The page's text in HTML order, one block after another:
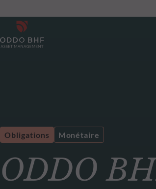
ODDO
Obligations Monétaire